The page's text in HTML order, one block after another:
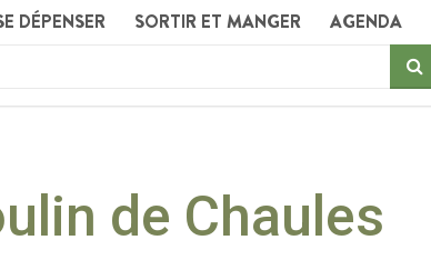
DÉPENSER SORTIR ET MANGER AGENDA
de Chaules